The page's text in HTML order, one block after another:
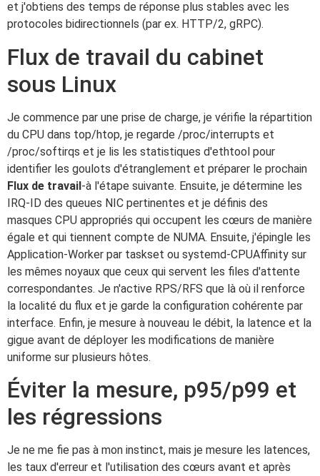
et j'obtiens des temps de réponse plus stables avec les
protocoles bidirectionnels (par ex. HTTP/2, gRPC).
Flux de travail du cabinet
sous Linux
Je commence par une prise de charge, je vérifie la répartition
du CPU dans top/htop, je regarde /proc/interrupts et
/proc/softirqs et je lis les statistiques d'ethtool pour
identifier les goulots d'étranglement et préparer le prochain
Flux de travail-à l'étape suivante. Ensuite, je détermine les
IRQ-ID des queues NIC pertinentes et je définis des
masques CPU appropriés qui occupent les cœurs de manière
égale et qui tiennent compte de NUMA. Ensuite, j'épingle les
Application-Worker par taskset ou systemd-CPUAffinity sur
les mêmes noyaux que ceux qui servent les files d'attente
correspondantes. Je n'active RPS/RFS que là où il renforce
la localité du flux et je garde la configuration cohérente par
interface. Enfin, je mesure à nouveau le débit, la latence et la
gigue avant de déployer les modifications de manière
uniforme sur plusieurs hôtes.
Éviter la mesure, p95/p99 et
les régressions
Je ne me fie pas à mon instinct, mais je mesure les latences,
les taux d'erreur et l'utilisation des cœurs avant et après